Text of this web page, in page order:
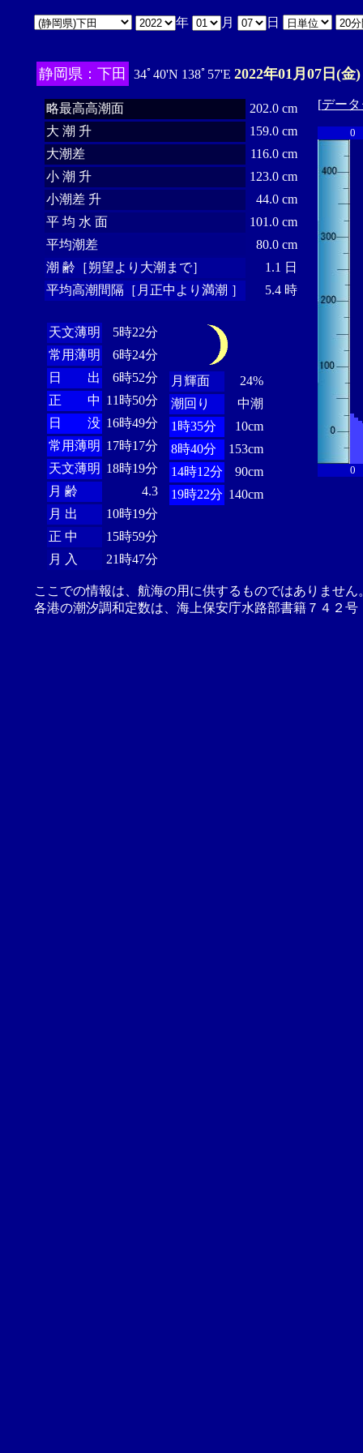
年 月 日
静岡県：下田 34ﾟ40'N 138ﾟ57'E 2022年01月07日(金)
略最高高潮面
202.0 cm
大 潮 升
159.0 cm
大潮差
116.0 cm
小 潮 升
123.0 cm
小潮差 升
44.0 cm
平 均 水 面
101.0 cm
平均潮差
80.0 cm
潮 齢［朔望より大潮まで］
1.1 日
平均高潮間隔［月正中より満潮 ］
5.4 時
天文薄明
5時22分
常用薄明
6時24分
日 出
6時52分
正 中 11時50分
日 没 16時49分
常用薄明 17時17分
天文薄明 18時19分
月 齢
4.3
月 出
10時19分
正 中
15時59分
月 入
21時47分
月輝面
24%
潮回り
中潮
1時35分
10cm
8時40分
153cm
14時12分
90cm
19時22分 140cm
[デー
0
0
ここでの情報は、航海の用に供するものではありませ
各港の潮汐調和定数は、海上保安庁水路部書籍７４２